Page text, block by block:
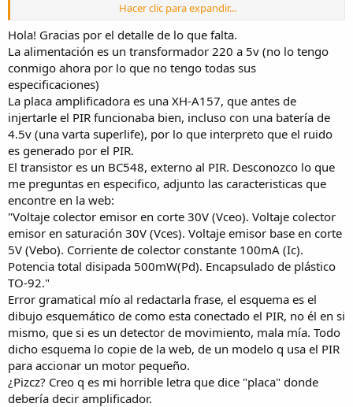
Nota. Un PIR es un detector de movimiento, hasta donde yo sé. No
es un ¿esquema? para activar un motor....bueno sí, activas un motor
o lo que sea, pero a través de un interruptor, sea electrónico o
mecánico.
Ese tic tic tic...puede ser generado/inducido por el propio PIR, por
las fuentes de alimentación e incluso por un defecto de fabricación,
de conexión o interpretación del manual amplificador.
PD. ¿Pizcz..?
Hacer clic para expandir...
Hola! Gracias por el detalle de lo que falta.
La alimentación es un transformador 220 a 5v (no lo tengo
conmigo ahora por lo que no tengo todas sus
especificaciones)
La placa amplificadora es una XH-A157, que antes de
injertarle el PIR funcionaba bien, incluso con una batería de
4.5v (una varta superlife), por lo que interpreto que el ruido
es generado por el PIR.
El transistor es un BC548, externo al PIR. Desconozco lo que
me preguntas en especifico, adjunto las caracteristicas que
encontre en la web:
"Voltaje colector emisor en corte 30V (Vceo). Voltaje colector
emisor en saturación 30V (Vces). Voltaje emisor base en corte
5V (Vebo). Corriente de colector constante 100mA (Ic).
Potencia total disipada 500mW(Pd). Encapsulado de plástico
TO-92."
Error gramatical mío al redactarla frase, el esquema es el
dibujo esquemático de como esta conectado el PIR, no él en si
mismo, que si es un detector de movimiento, mala mía. Todo
dicho esquema lo copie de la web, de un modelo q usa el PIR
para accionar un motor pequeño.
¿Pizcz? Creo q es mi horrible letra que dice "placa" donde
debería decir amplificador.